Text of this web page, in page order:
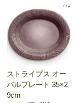
ストライプス オー
バルプレート 35×2
9cm